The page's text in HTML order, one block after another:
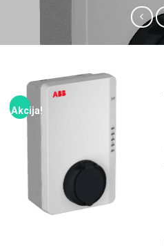
Akcija!